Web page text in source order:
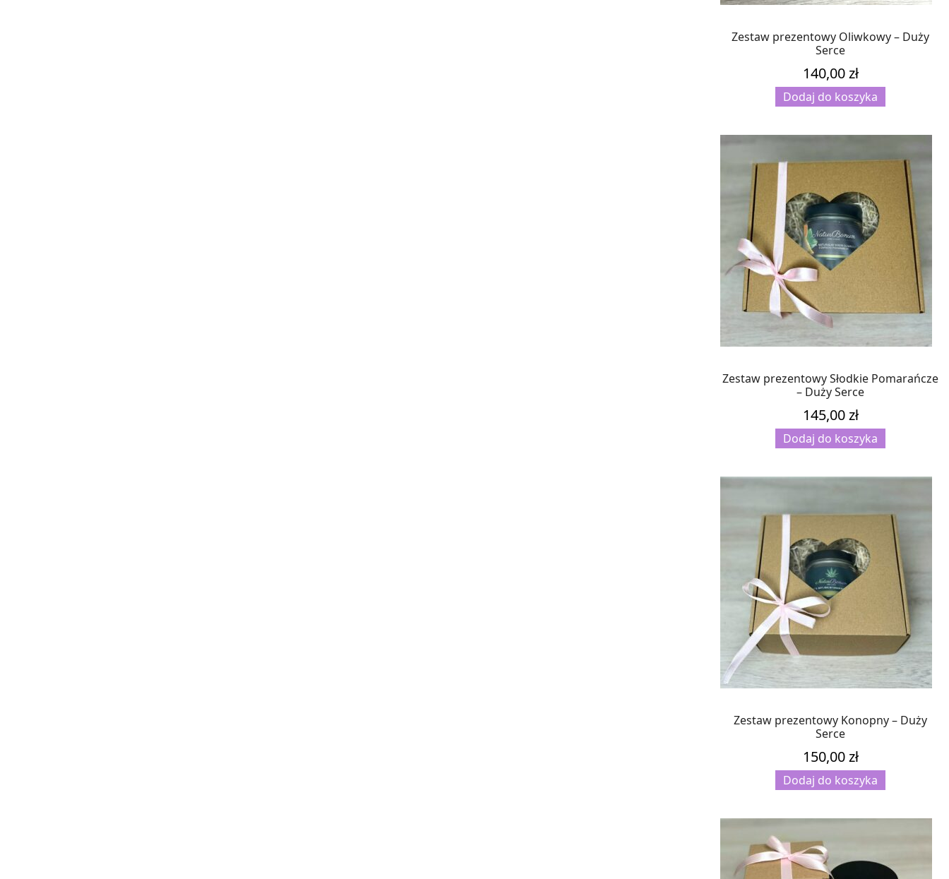
Zestaw prezentowy Oliwkowy – Duży
Serce
140,00zł
Dodaj do koszyka
Zestaw prezentowy Słodkie Pomarańcze
– Duży Serce
145,00zł
Dodaj do koszyka
Zestaw prezentowy Konopny – Duży
Serce
150,00zł
Dodaj do koszyka